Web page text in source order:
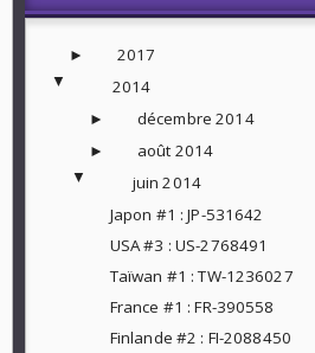
► 2017
▼ 2014
► décembre 2014
► août 2014
▼
juin 2014
Japon #1 : JP-531642
USA #3 : US-2768491
Taïwan #1 : TW-1236027
France #1 : FR-390558
Finlande #2 : FI-2088450